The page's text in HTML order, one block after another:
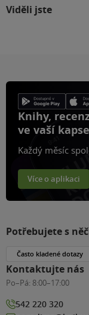
Viděli jste
Knihy,
ve vaší
Každý měsíc
Více o aplikaci
Potřebujete s
Často kladené dotazy
Kontaktujte nás
Po–Pá: 8:00–17:00
542 220 320